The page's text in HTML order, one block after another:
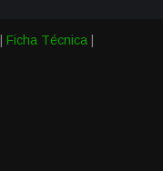
Ficha Técnica